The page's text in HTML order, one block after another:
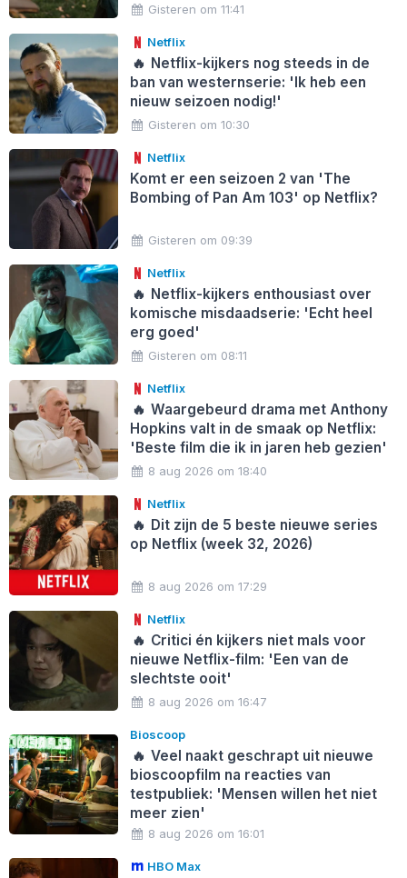
Gisteren om 11:41
Netflix
🔥 Netflix-kijkers nog steeds in de
ban van westernserie: 'Ik heb een
nieuw seizoen nodig!'
Gisteren om 10:30
Netflix
Komt er een seizoen 2 van 'The
Bombing of Pan Am 103' op Netflix?
Gisteren om 09:39
Netflix
🔥 Netflix-kijkers enthousiast over
komische misdaadserie: 'Echt heel
erg goed'
Gisteren om 08:11
Netflix
🔥 Waargebeurd drama met Anthony
Hopkins valt in de smaak op Netflix:
'Beste film die ik in jaren heb gezien'
8 aug 2026 om 18:40
Netflix
🔥 Dit zijn de 5 beste nieuwe series
op Netflix (week 32, 2026)
8 aug 2026 om 17:29
Netflix
🔥 Critici én kijkers niet mals voor
nieuwe Netflix-film: 'Een van de
slechtste ooit'
8 aug 2026 om 16:47
Bioscoop
🔥 Veel naakt geschrapt uit nieuwe
bioscoopfilm na reacties van
testpubliek: 'Mensen willen het niet
meer zien'
8 aug 2026 om 16:01
HBO Max